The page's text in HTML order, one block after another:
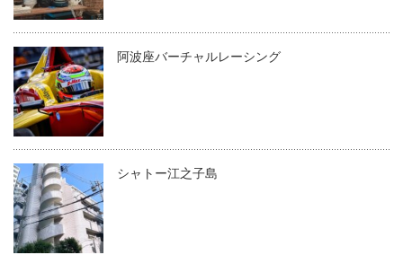
阿波座バーチャルレーシング
シャトー江之子島